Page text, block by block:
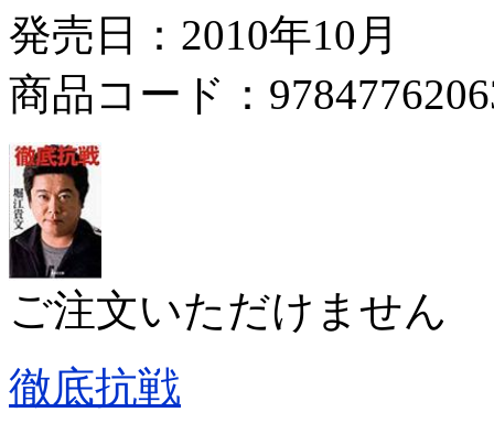
発売日：2010年10月
商品コード：
ご注文いただけません
徹底抗戦